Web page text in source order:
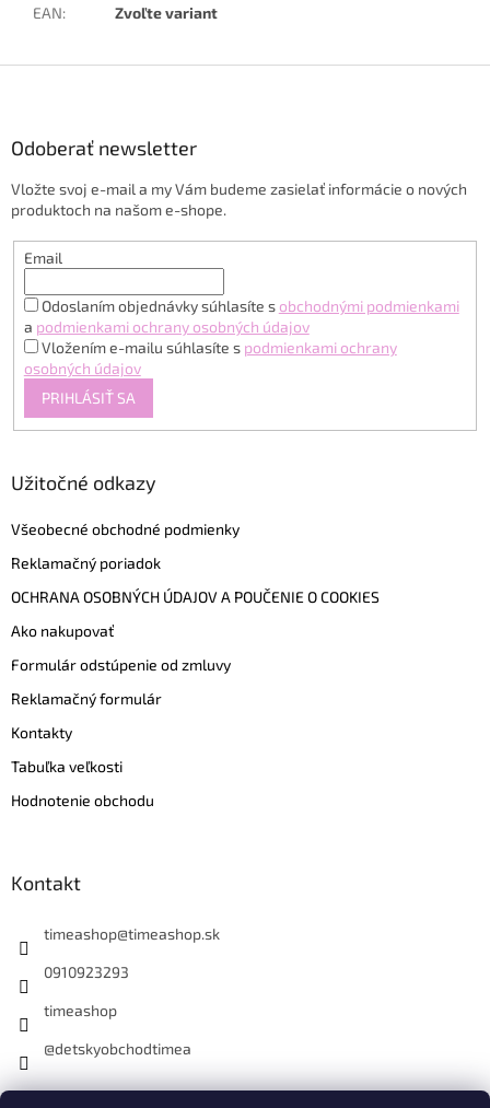
EAN: Zvoľte variant
Odoberať newsletter
Vložte svoj e-mail a my Vám budeme zasielať informácie o nových
produktoch na našom e-shope.
Email
Odoslaním objednávky súhlasíte s obchodnými podmienkami
a podmienkami ochrany osobných údajov
Vložením e-mailu súhlasíte s podmienkami ochrany
osobných údajov
PRIHLÁSIŤ SA
Užitočné odkazy
Všeobecné obchodné podmienky
Reklamačný poriadok
OCHRANA OSOBNÝCH ÚDAJOV A POUČENIE O COOKIES
Ako nakupovať
Formulár odstúpenie od zmluvy
Reklamačný formulár
Kontakty
Tabuľka veľkosti
Hodnotenie obchodu
Kontakt
timeashop@timeashop.sk
0910923293
timeashop
@detskyobchodtimea